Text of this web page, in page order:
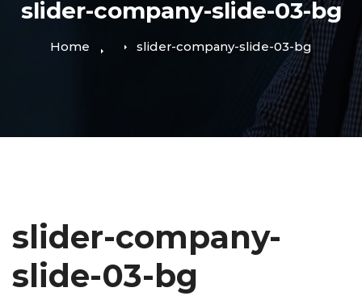
slider-company-slide-03-bg
Home slider-company-slide-03-bg
slider-company-
slide-03-bg